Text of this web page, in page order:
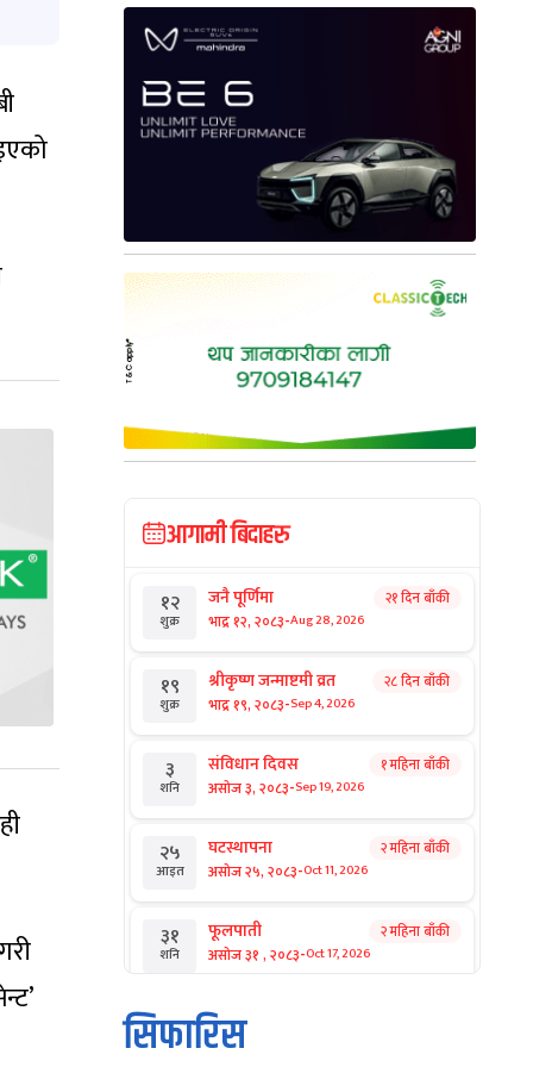
आगामी बिदाहरु
१२
शुक्र
जनै पूर्णिमा
भाद्र १२, २०८३-Aug 28, 2026
२१ दिन बाँकी
१९
शुक्र
श्रीकृष्ण जन्माष्टमी व्रत
भाद्र १९, २०८३-Sep 4, 2026
२८ दिन बाँकी
३
शनि
संविधान दिवस
असोज ३, २०८३-Sep 19, 2026
१ महिना बाँकी
२५
आइत
घटस्थापना
असोज २५, २०८३-Oct 11, 2026
२ महिना बाँकी
३१
शनि
फूलपाती
असोज ३१ , २०८३-Oct 17, 2026
२ महिना बाँकी
१
आइत
कार्तिक सङ्क्रान्ति
कार्तिक १, २०८३
सिफारिस